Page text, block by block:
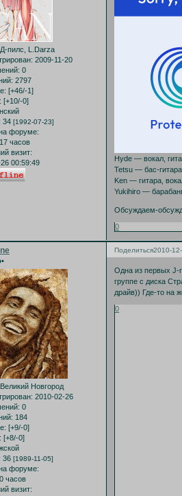
Д-пилс, L.Darza
: 2009-11-20
0
2797
[+46/-1]
[+10/-0]
34 [1992-07-23]
форуме:
часов
визит:
00:59:49
Hyde — вокал,
Tetsu — бас-
Ken — гитара,
Yukihiro —
Обсуждаем-
0
Поделиться2010-
Великий Новгород
: 2010-02-26
0
184
[+9/-0]
[+8/-0]
36 [1989-11-05]
форуме:
часов
визит:
Одна из первых J-
группе с диска
драйв)) Где-то на
0